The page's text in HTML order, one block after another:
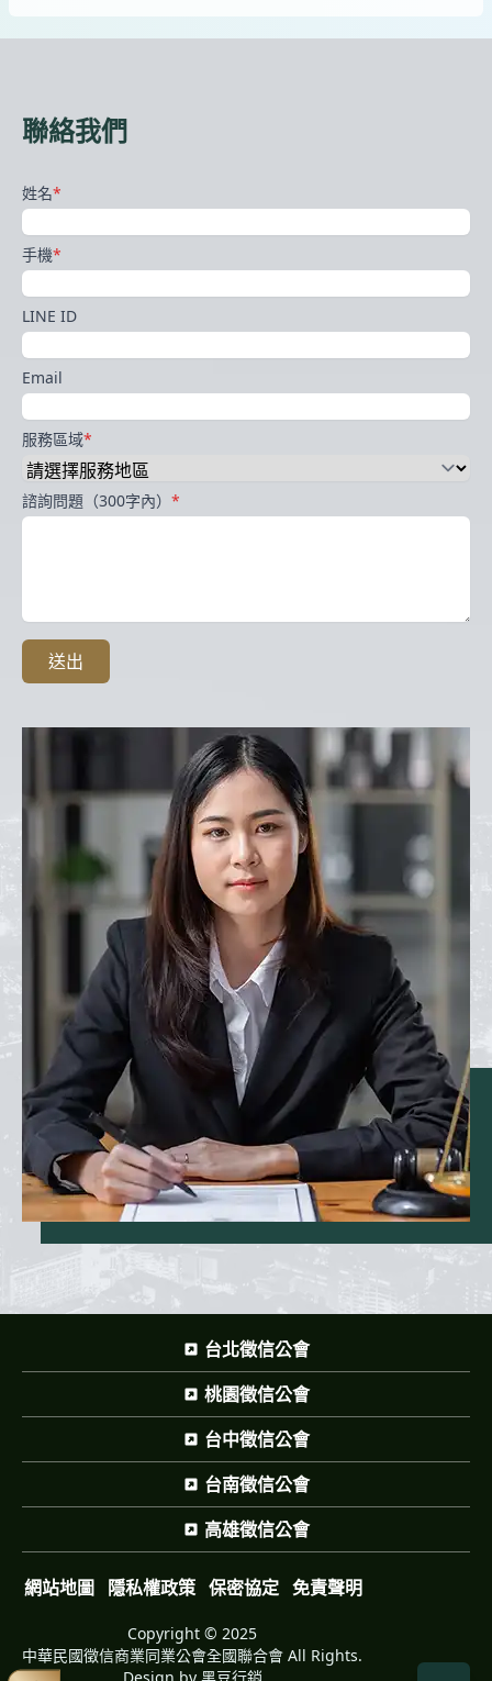
聯絡我們
姓名*
手機*
LINE ID
Email
服務區域*
諮詢問題（300字內） *
送出
台北徵信公會
桃園徵信公會
台中徵信公會
台南徵信公會
高雄徵信公會
網站地圖 隱私權政策 保密協定 免責聲明
Copyright © 2025
中華民國徵信商業同業公會全國聯合會 All Rights.